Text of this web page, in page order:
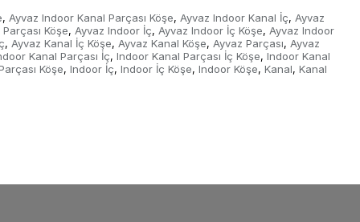
, Ayvaz Indoor Kanal Parçası Köşe, Ayvaz Indoor Kanal İç, Ayvaz
Köşe, Ayvaz Indoor İç, Ayvaz Indoor İç Köşe, Ayvaz Indoor
, Ayvaz Kanal İç Köşe, Ayvaz Kanal Köşe, Ayvaz Parçası, Ayvaz
Kanal Parçası İç, Indoor Kanal Parçası İç Köşe, Indoor Kanal
Köşe, Indoor İç, Indoor İç Köşe, Indoor Köşe, Kanal, Kanal